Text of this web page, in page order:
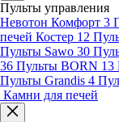
Пульты управления
Невотон Комфорт 3
печей Костер 12
Пульты Sawo 30
36 Пульты BORN 13
Пульты Grandis 4
Камни для печей